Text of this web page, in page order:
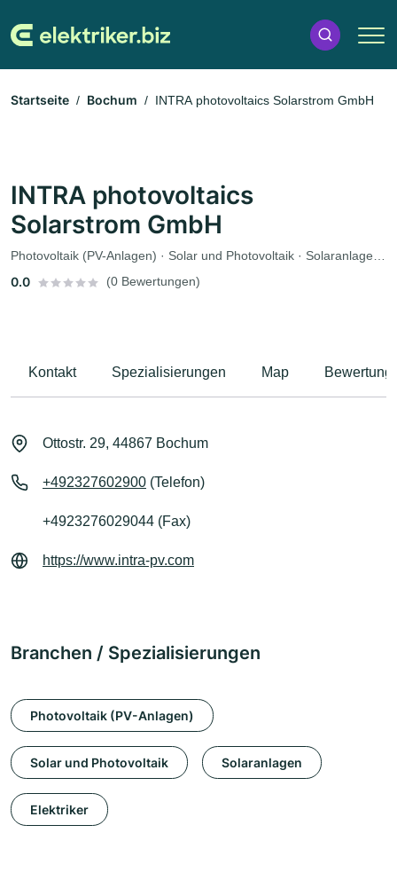
Startseite Bochum INTRA photovoltaics Solarstrom GmbH
INTRA photovoltaics
Solarstrom GmbH
Photovoltaik (PV-Anlagen) · Solar und Photovoltaik · Solaranlagen · Elektriker
0.0 (0 Bewertungen)
Kontakt Spezialisierungen Map
Ottostr. 29, 44867 Bochum
+492327602900 (Telefon)
+4923276029044 (Fax)
https://www.intra-pv.com
Branchen / Spezialisierungen
Photovoltaik (PV-Anlagen)
Solar und Photovoltaik Solaranlagen
Elektriker